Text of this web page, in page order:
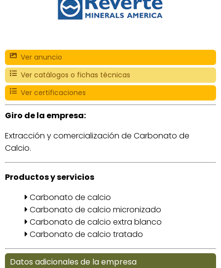
Ver anuncio
Ver catálogos o fichas técnicas
Ver certificaciones
Giro de la empresa:
Extracción y comercialización de Carbonato de
Calcio.
Productos y servicios
Carbonato de calcio
Carbonato de calcio micronizado
Carbonato de calcio extra blanco
Carbonato de calcio tratado
Datos adicionales de la empresa